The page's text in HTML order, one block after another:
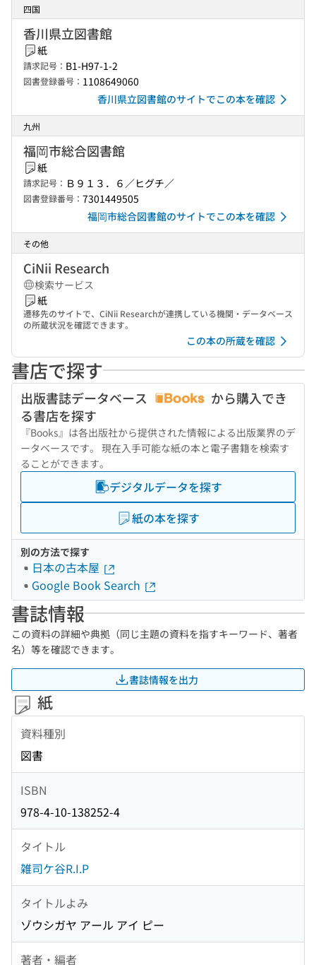
四国
香川県立図書館
紙
請求記号： B1-H97-1-2
図書登録番号： 1108649060
香川県立図書館のサイトでこの本を確認
九州
福岡市総合図書館
紙
請求記号： Ｂ９１３．６／ヒグチ／
図書登録番号： 7301449505
福岡市総合図書館のサイトでこの本を確認
その他
CiNii Research
検索サービス
紙
遷移先のサイトで、CiNii Researchが連携している機関・データベース
の所蔵状況を確認できます。
この本の所蔵を確認
書店で探す
出版書誌データベース
から購入でき
る書店を探す
『Books』は各出版社から提供された情報による出版業界のデ
ータベースです。 現在入手可能な紙の本と電子書籍を検索す
ることができます。
デジタルデータを探す
紙の本を探す
別の方法で探す
日本の古本屋
Google Book Search
書誌情報
この資料の詳細や典拠（同じ主題の資料を指すキーワード、著者
名）等を確認できます。
書誌情報を出力
紙
資料種別
図書
ISBN
978-4-10-138252-4
タイトル
雑司ケ谷R.I.P
タイトルよみ
ゾウシガヤ アール アイ ピー
著者・編者